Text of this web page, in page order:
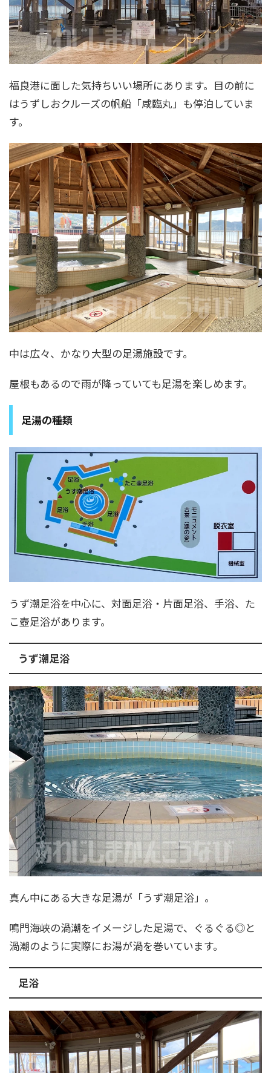
福良港に面した気持ちいい場所にあります。目の前に
はうずしおクルーズの帆船「咸臨丸」も停泊していま
す。
中は広々、かなり大型の足湯施設です。
屋根もあるので雨が降っていても足湯を楽しめます。
足湯の種類
うず潮足浴を中心に、対面足浴・片面足浴、手浴、た
こ壺足浴があります。
うず潮足浴
真ん中にある大きな足湯が「うず潮足浴」。
鳴門海峡の渦潮をイメージした足湯で、ぐるぐる◎と
渦潮のように実際にお湯が渦を巻いています。
足浴